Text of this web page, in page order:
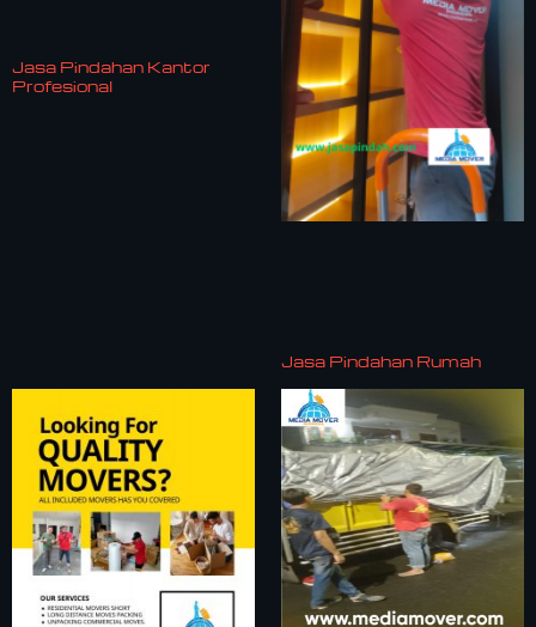
Jasa Pindahan Kantor
Profesional
Jasa Pindahan Rumah